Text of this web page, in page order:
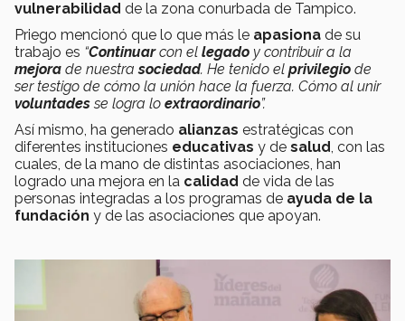
vulnerabilidad de la zona conurbada de Tampico.
Priego mencionó que lo que más le apasiona de su
trabajo es “Continuarcon el legado y contribuir a la
mejora de nuestrasociedad. He tenido el privilegio de
ser testigo de cómo la unión hace la fuerza. Cómo al unir
voluntadesse logra lo extraordinario”.
Así mismo, ha generado alianzas estratégicas con
diferentes instituciones educativas y de salud, con las
cuales, de la mano de distintas asociaciones, han
logrado una mejora en la calidad de vida de las
personas integradas a los programas de ayuda de la
fundación y de las asociaciones que apoyan.